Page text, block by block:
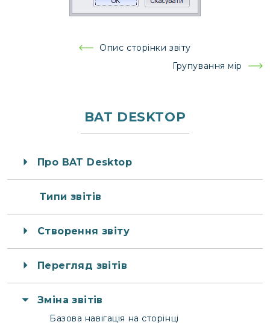
Опис сторінки звіту
Групування мір
BAT DESKTOP
Про BAT Desktop
Типи звітів
Створення звіту
Перегляд звітів
Зміна звітів
Базова навігація на сторінці